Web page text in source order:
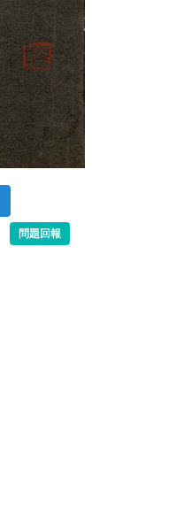
問題回報